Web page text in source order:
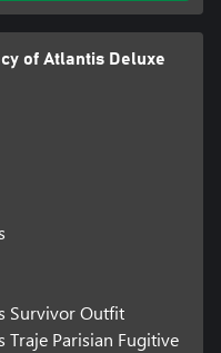
of Atlantis Deluxe
Survivor Outfit
Traje Parisian Fugitive